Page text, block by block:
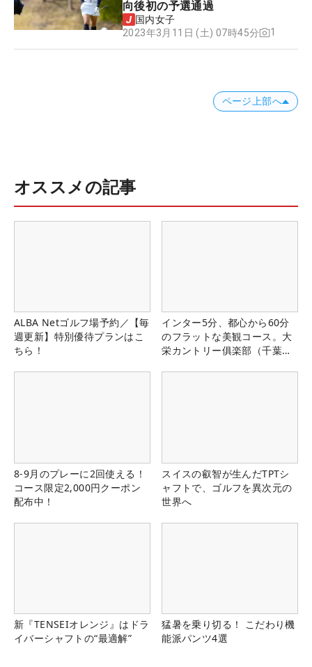
向後初の予選通過
国内女子
2023年3月11日 (土) 07時45分
1
ページ上部へ
オススメの記事
ALBA Netゴルフ場予約／【毎
週更新】特別優待プランはこ
ちら！
インター5分、都心から60分
のフラットな美観コース。大
栄カントリー俱楽部（千葉
8-9月のプレーに2回使える！
コース限定2,000円クーポン
配布中！
スイスの叡智が生んだTPTシ
ャフトで、ゴルフを異次元の
世界へ
新『TENSEIオレンジ』はドラ
イバーシャフトの“最適解”
猛暑を乗り切る！ こだわり機
能派パンツ4選